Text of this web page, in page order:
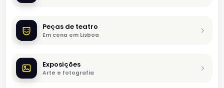
Peças de teatro
Em cena em Lisboa
Exposições
Arte e fotografia